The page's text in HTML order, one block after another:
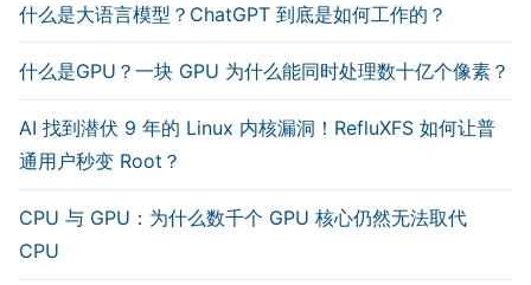
什么是大语言模型？ChatGPT 到底是如何工作的？
什么是GPU？一块 GPU 为什么能同时处理数十亿个像素？
AI 找到潜伏 9 年的 Linux 内核漏洞！RefluXFS 如何让普
通用户秒变 Root？
CPU 与 GPU：为什么数千个 GPU 核心仍然无法取代
CPU